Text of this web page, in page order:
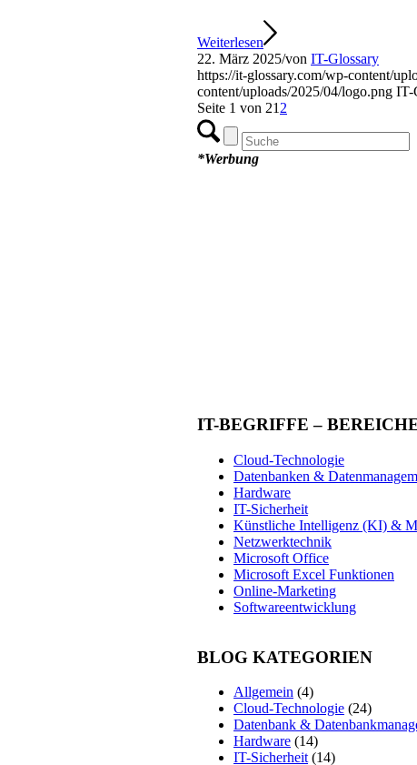
Weiterlesen
22. März 2025/von IT-Glossary
https://it-glossary.com/wp-content/
content/uploads/2025/04/logo.png IT-
Seite 1 von 21 2
*Werbung
IT-BEGRIFFE –
Cloud-Technologie
Datenbanken &
Hardware
IT-Sicherheit
Künstliche Intelligenz (KI) &
Netzwerktechnik
Microsoft Office
Microsoft Excel Funktionen
Online-Marketing
Softwareentwicklung
BLOG KATEGORIEN
Allgemein (4)
Cloud-Technologie (24)
Datenbank &
Hardware (14)
IT-Sicherheit(14)